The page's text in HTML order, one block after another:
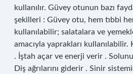
kullanılır. Güvey otunun bazı
şekilleri : Güvey otu, hem tıbbi
kullanılabilir; salatalara ve
amacıyla yaprakları kullanılabilir.
. İştah açar ve enerji verir .
Diş ağrılarını giderir . Sinir